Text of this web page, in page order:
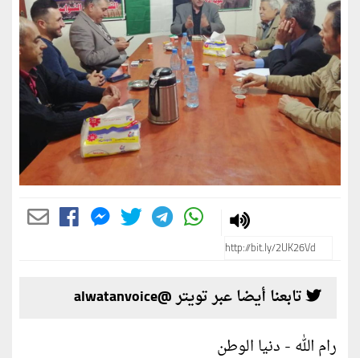
تابعنا أيضا عبر تويتر @alwatanvoice
رام الله - دنيا الوطن